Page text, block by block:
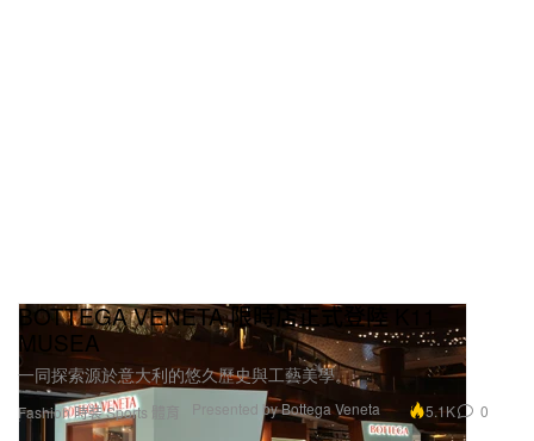
Fashion 時裝Sports 體育
MUSEA
一同探索源於意大利的悠久歷史與工藝美學。
Presented by Bottega Veneta 5.1K